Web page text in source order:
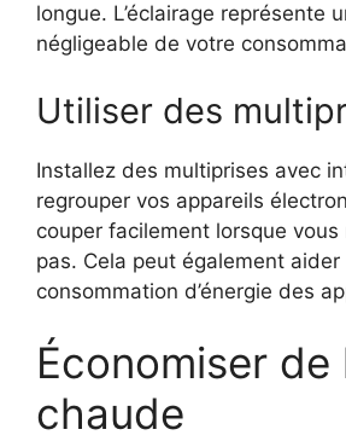
longue. L’éclairage représente
négligeable de votre
Utiliser des
Installez des multiprises avec
regrouper vos appareils
couper facilement lorsque
pas. Cela peut également
consommation d’énergie des
Économiser de
chaude